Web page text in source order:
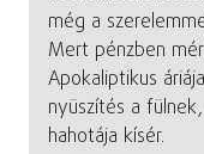
még a
Mert pénzben
Apokaliptikus
nyüszítés a
hahotája kísér.